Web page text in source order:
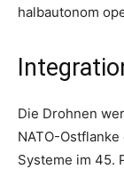
halbautonom
Die Drohnen
NATO-
Systeme im 45.